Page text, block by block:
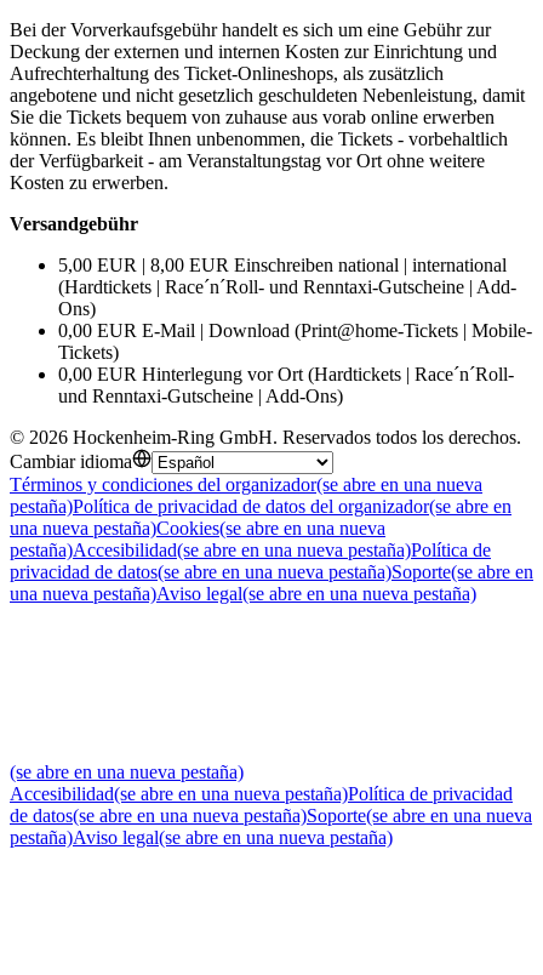
Bei der Vorverkaufsgebühr handelt es sich um eine Gebühr zur
Deckung der externen und internen Kosten zur Einrichtung und
Aufrechterhaltung des Ticket-Onlineshops, als zusätzlich
angebotene und nicht gesetzlich geschuldeten Nebenleistung, damit
Sie die Tickets bequem von zuhause aus vorab online erwerben
können. Es bleibt Ihnen unbenommen, die Tickets - vorbehaltlich
der Verfügbarkeit - am Veranstaltungstag vor Ort ohne weitere
Kosten zu erwerben.
Versandgebühr
5,00 EUR | 8,00 EUR Einschreiben national | international
(Hardtickets | Race´n´Roll- und Renntaxi-Gutscheine | Add-
Ons)
0,00 EUR E-Mail | Download (Print@home-Tickets | Mobile-
Tickets)
0,00 EUR Hinterlegung vor Ort (Hardtickets | Race´n´Roll-
und Renntaxi-Gutscheine | Add-Ons)
© 2026 Hockenheim-Ring GmbH. Reservados todos los derechos.
Cambiar idioma
Términos y condiciones del organizador(se abre en una nueva
pestaña)Política de privacidad de datos del organizador(se abre en
una nueva pestaña)Cookies(se abre en una nueva
pestaña)Accesibilidad(se abre en una nueva pestaña)Política de
privacidad de datos(se abre en una nueva pestaña)Soporte(se abre en
una nueva pestaña)Aviso legal(se abre en una nueva pestaña)
(se abre en una nueva pestaña)
Accesibilidad(se abre en una nueva pestaña)Política de privacidad
de datos(se abre en una nueva pestaña)Soporte(se abre en una nueva
pestaña)Aviso legal(se abre en una nueva pestaña)